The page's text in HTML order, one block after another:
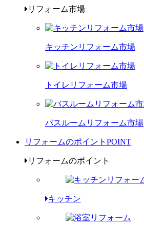
リフォーム市場
キッチンリフォーム市場
トイレリフォーム市場
バスルームリフォーム市場
リフォームのポイント POINT
リフォームのポイント
キッチン